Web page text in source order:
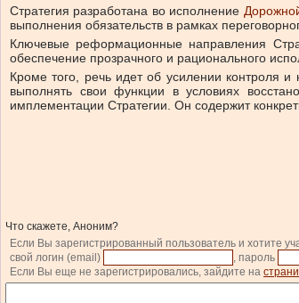
Стратегия разработана во исполнение
выполнения обязательств в рамках
Ключевые реформационные направления
обеспечение прозрачного и рационального
Кроме того, речь идет об усилении контроля
выполнять свои функции в условиях
имплементации Стратегии. Он содержит
Что скажете, Аноним?
Если Вы зарегистрированный пользователь и хотите
свой логин (email)
, пароль
Если Вы еще не зарегистрировались, зайдите на